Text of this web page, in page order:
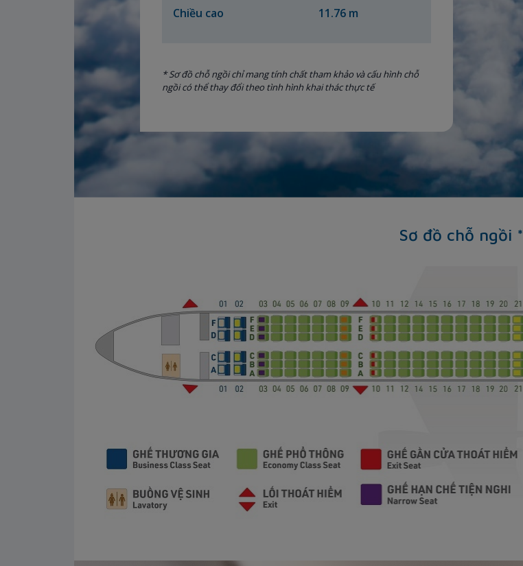
Chiều cao 11.76 m
* Sơ đồ chỗ ngồi chỉ mang tính chất tham khảo và cấu hình chỗ
ngồi có thể thay đổi theo tình hình khai thác thực tế
Sơ đồ chỗ ngồi *